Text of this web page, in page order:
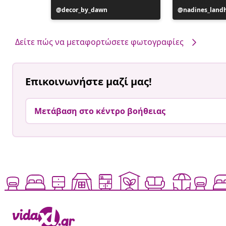
Η
ανάρτηση
decor_by_dawn
Η
ανάρτηση
από
Δείτε πώς να μεταφορτώσετε φωτογραφίες
Επικοινωνήστε μαζί μας!
Μετάβαση στο κέντρο βοήθειας